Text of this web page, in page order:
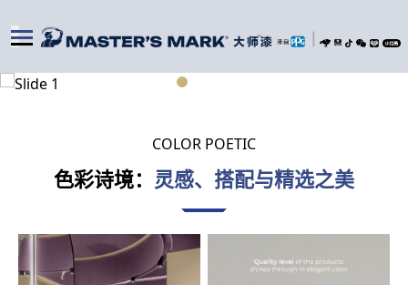
COLOR POETIC
色彩诗境： 灵感、搭配与精选之美